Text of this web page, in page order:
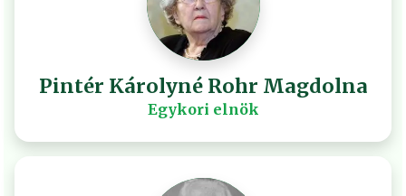
Pintér Károlyné Rohr Magdolna
Egykori elnök